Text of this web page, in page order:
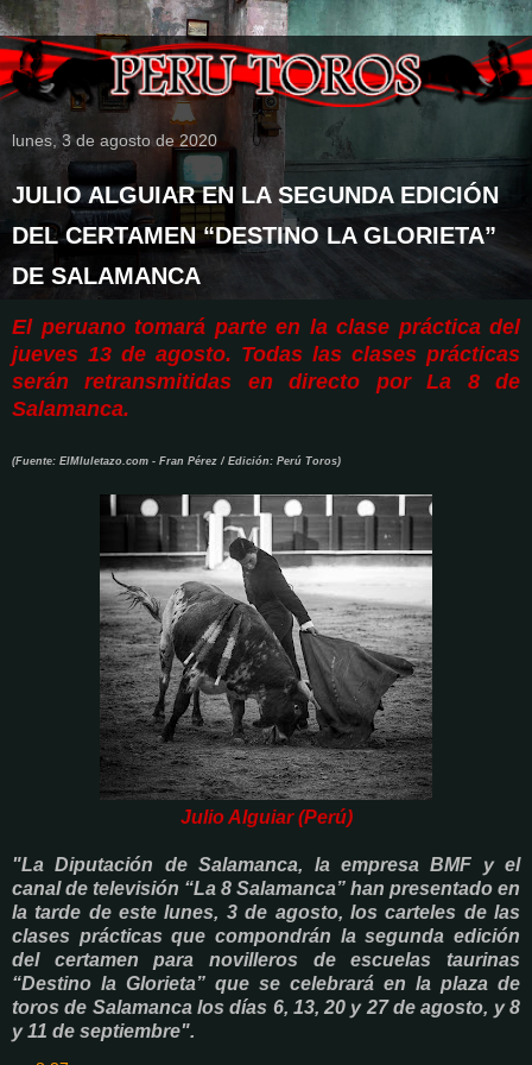
lunes, 3 de agosto de 2020
JULIO ALGUIAR EN LA SEGUNDA EDICIÓN
DEL CERTAMEN “DESTINO LA GLORIETA”
DE SALAMANCA
El peruano tomará parte en la clase práctica del
jueves 13 de agosto. Todas las clases prácticas
serán retransmitidas en directo por La 8 de
Salamanca.
(Fuente: ElMluletazo.com - Fran Pérez / Edición: Perú Toros)
Julio Alguiar (Perú)
"La Diputación de Salamanca, la empresa BMF y el
canal de televisión “La 8 Salamanca” han presentado en
la tarde de este lunes, 3 de agosto, los carteles de las
clases prácticas que compondrán la segunda edición
del certamen para novilleros de escuelas taurinas
“Destino la Glorieta” que se celebrará en la plaza de
toros de Salamanca los días 6, 13, 20 y 27 de agosto, y 8
y 11 de septiembre".